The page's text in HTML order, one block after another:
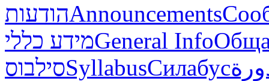
הודעותAnnouncements
מידע כלליGeneral Info
סילבוסSyllabusСилабус